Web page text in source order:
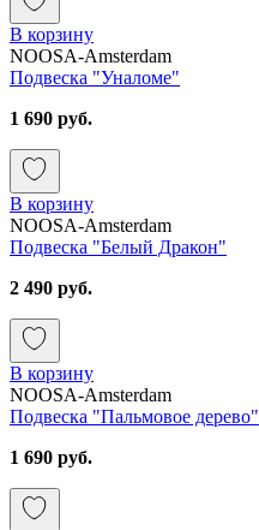
В корзину
NOOSA-Amsterdam
Подвеска "Уналоме"
1 690 руб.
В корзину
NOOSA-Amsterdam
Подвеска "Белый Дракон"
2 490 руб.
В корзину
NOOSA-Amsterdam
Подвеска "Пальмовое дерево"
1 690 руб.